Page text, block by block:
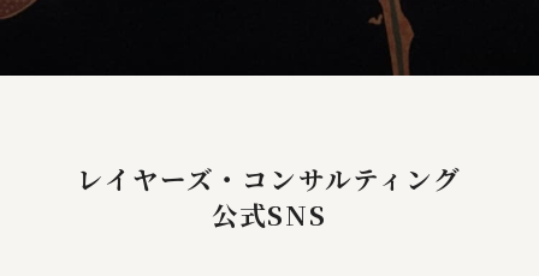
レイヤーズ・コンサルティング
公式SNS